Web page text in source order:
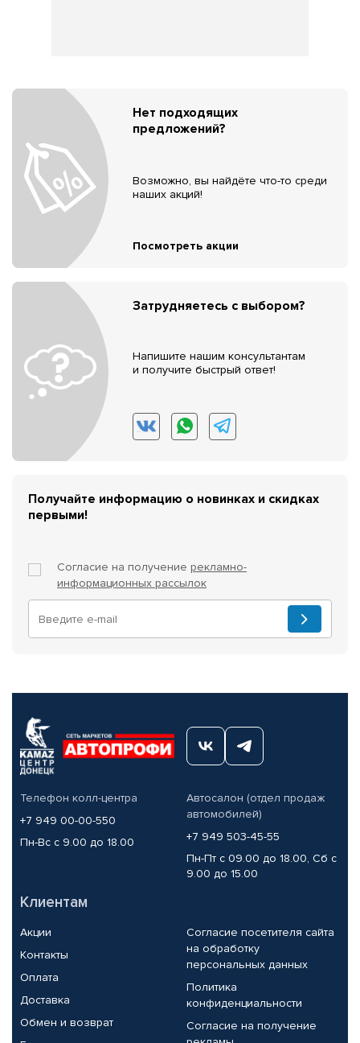
Нет подходящих
предложений?
Возможно, вы найдёте что-то среди
наших акций!
Посмотреть акции
Затрудняетесь с выбором?
Напишите нашим консультантам
и получите быстрый ответ!
Получайте информацию о новинках и скидках
первыми!
Согласие на получение рекламно-
информационных рассылок
Телефон колл-центра
+7 949 00-00-550
Пн-Вс с 9.00 до 18.00
Автосалон (отдел продаж
автомобилей)
+7 949 503-45-55
Пн-Пт с 09.00 до 18.00, Сб с
9.00 до 15.00
Клиентам
Акции
Контакты
Оплата
Доставка
Обмен и возврат
Согласие посетителя сайта
на обработку
персональных данных
Политика
конфиденциальности
Согласие на получение